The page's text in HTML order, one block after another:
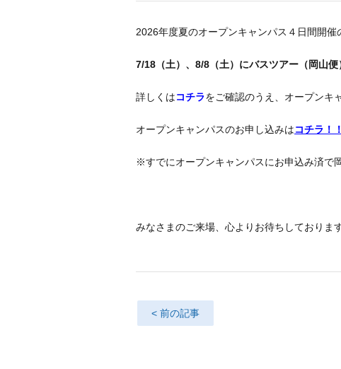
2026年度夏のオープンキャンパス４日間開催
7/18（土）、8/8（土）にバスツアー（岡山便
詳しくはコチラをご確認のうえ、オープンキ
オープンキャンパスのお申し込みはコチラ！！
※すでにオープンキャンパスにお申込み済で
みなさまのご来場、心よりお待ちしておりま
< 前の記事